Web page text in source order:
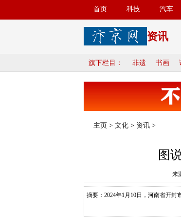
首页 科技 汽车
资讯
旗下栏目： 非遗 书画
主页 > 文化 > 资讯 >
图
来
摘要：2024年1月10日，河南省开封